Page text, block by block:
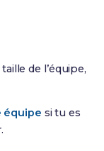
de l’équipe,
équipe si tu es